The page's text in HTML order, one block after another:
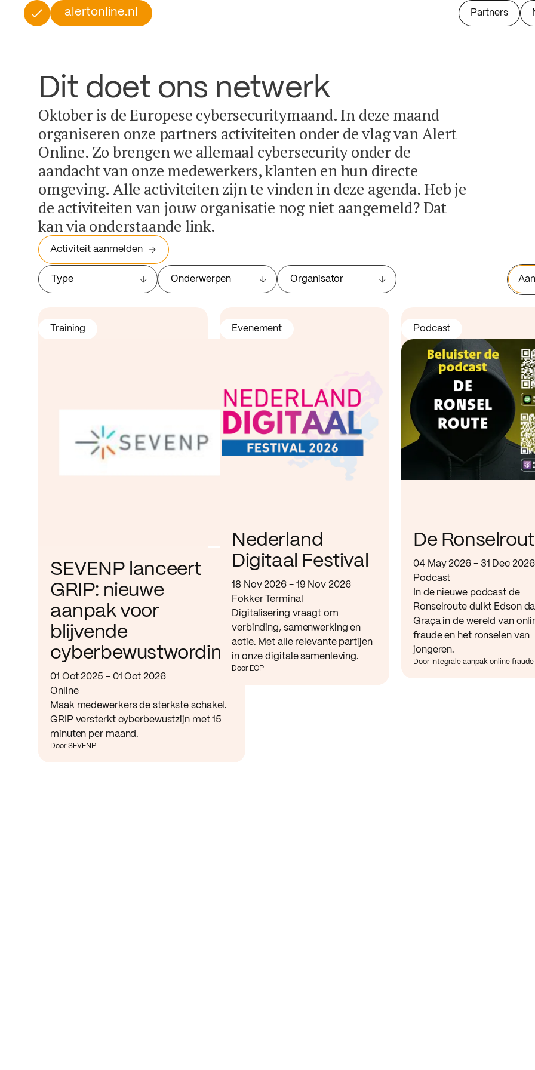
alertonline.nl Partners
Dit doet ons netwerk
Oktober is de Europese cybersecuritymaand. In deze maand
organiseren onze partners activiteiten onder de vlag van Alert
Online. Zo brengen we allemaal cybersecurity onder de
aandacht van onze medewerkers, klanten en hun directe
omgeving. Alle activiteiten zijn te vinden in deze agenda. Heb je
de activiteiten van jouw organisatie nog niet aangemeld? Dat
kan via onderstaande link.
Activiteit aanmelden
Type Onderwerpen Organisator
SEVENP lanceert
GRIP: nieuwe
aanpak voor
blijvende
cyberbewustwording
01 Oct 2025 - 01 Oct 2026
Online
Maak medewerkers de sterkste schakel.
GRIP versterkt cyberbewustzijn met 15
minuten per maand.
Door SEVENP
Training
Nederland
Digitaal Festival
18 Nov 2026 - 19 Nov 2026
Fokker Terminal
Digitalisering vraagt om
verbinding, samenwerking en
actie. Met alle relevante partijen
in onze digitale samenleving.
Door ECP
Evenement
De
04 May 2026 - 31 Dec 2026
Podcast
In de nieuwe podcast de
Ronselroute duikt Edson da
Graça in de wereld van
fraude en het ronselen van
jongeren.
Door Integrale aanpak online fraude
Podcast